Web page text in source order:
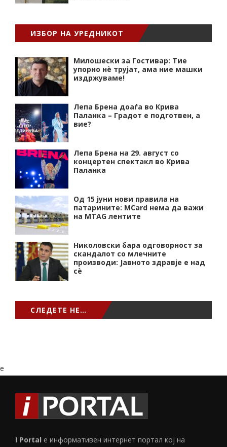
ИЗБОР НА УРЕДНИКОТ
Милошески за Гостивар: Тие
упорно нѐ трујат, ама ние машки
издржуваме!
Лепа Брена доаѓа во Крива
Паланка – Градот е подготвен, а
вие?
Лепа Брена на 29. август со
концертен спектакл во Крива
Паланка
Од 15 јуни нови правила на
патарините: MCard нема да важи
на MTAG лентите
Николовски бара одговорност за
скандалот со млечните
производи: Јавното здравје е над
сѐ
СЛЕДЕТЕ НЕ…
e
I Portal е информативен интернет портал кој на